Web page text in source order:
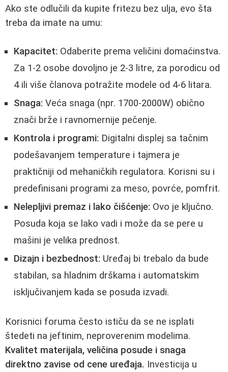
Ako ste odlučili da kupite fritezu bez ulja, evo šta
treba da imate na umu:
Kapacitet: Odaberite prema veličini domaćinstva.
Za 1-2 osobe dovoljno je 2-3 litre, za porodicu od
4 ili više članova potražite modele od 4-6 litara.
Snaga: Veća snaga (npr. 1700-2000W) obično
znači brže i ravnomernije pečenje.
Kontrola i programi: Digitalni displej sa tačnim
podešavanjem temperature i tajmera je
praktičniji od mehaničkih regulatora. Korisni su i
predefinisani programi za meso, povrće, pomfrit.
Nelepljivi premaz i lako čišćenje: Ovo je ključno.
Posuda koja se lako vadi i može da se pere u
mašini je velika prednost.
Dizajn i bezbednost: Uređaj bi trebalo da bude
stabilan, sa hladnim drškama i automatskim
isključivanjem kada se posuda izvadi.
Korisnici foruma često ističu da se ne isplati
štedeti na jeftinim, neproverenim modelima.
Kvalitet materijala, veličina posude i snaga
direktno zavise od cene uređaja. Investicija u